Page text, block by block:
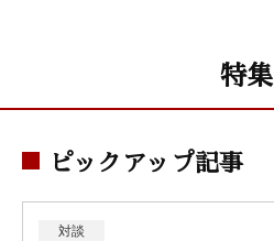
特集
ピックアップ記事
対談